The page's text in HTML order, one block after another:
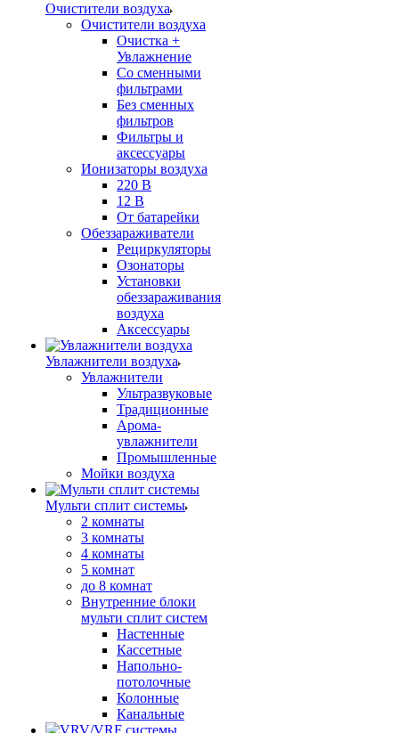
Очистители воздуха
Очистители воздуха
Очистка +
Увлажнение
Cо сменными
фильтрами
Без сменных
фильтров
Фильтры и
аксессуары
Ионизаторы воздуха
220 В
12 В
От батарейки
Обеззараживатели
Рециркуляторы
Озонаторы
Установки
обеззараживания
воздуха
Аксессуары
Увлажнители воздуха
Увлажнители
Ультразвуковые
Традиционные
Арома-
увлажнители
Промышленные
Мойки воздуха
Мульти сплит системы
2 комнаты
3 комнаты
4 комнаты
5 комнат
до 8 комнат
Внутренние блоки
мульти сплит систем
Настенные
Кассетные
Напольно-
потолочные
Колонные
Канальные